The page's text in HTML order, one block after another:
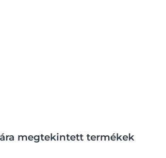
megtekintett termékek